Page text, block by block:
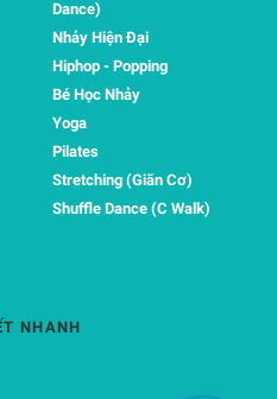
Dance)
Nhảy Hiện Đại
Hiphop - Popping
Bé Học Nhảy
Yoga
Pilates
Stretching (Giãn Cơ)
Shuffle Dance (C Walk)
NHANH